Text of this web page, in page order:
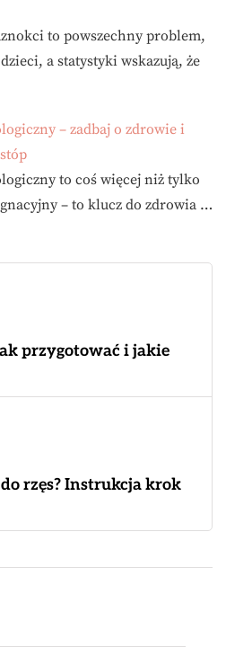
to powszechny problem,
a statystyki wskazują, że
– zadbaj o zdrowie i
to coś więcej niż tylko
– to klucz do zdrowia …
przygotować i jakie
rzęs? Instrukcja krok